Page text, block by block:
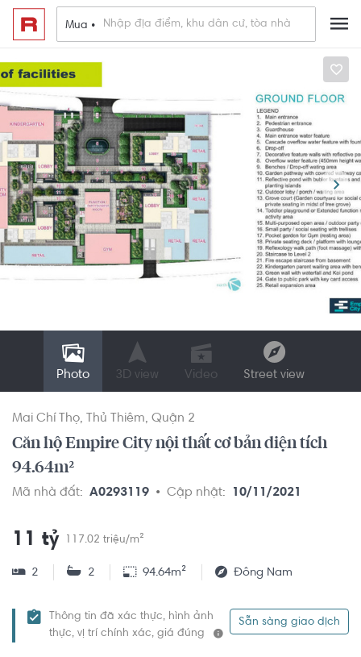
Mua •
Photo 3D view Video Street view
Mai Chí Thọ Thủ Thiêm Quận 2
Căn hộ Empire City nội thất cơ bản diện tích
94.64m²
Mã nhà đất: A0293119 Cập nhật: 10/11/2021
11 tỷ 117.02 triệu/m²
2 2 94.64m² Đông Nam
Thông tin đã xác thực, hình ảnh
thực, vị trí chính xác, giá đúng
Sẵn sàng giao dịch